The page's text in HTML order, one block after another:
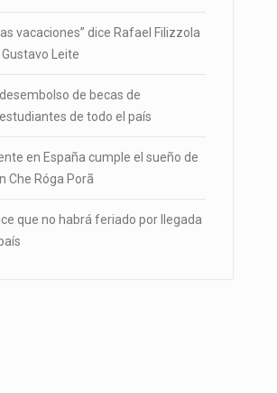
vacaciones” dice Rafael Filizzola
Leite
de becas de
de todo el país
en España cumple el sueño de
Che Róga Porã
que no habrá feriado por llegada